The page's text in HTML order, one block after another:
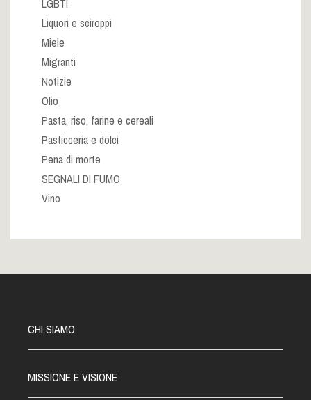
LGBTI
Liquori e sciroppi
Miele
Migranti
Notizie
Olio
Pasta, riso, farine e cereali
Pasticceria e dolci
Pena di morte
SEGNALI DI FUMO
Vino
CHI SIAMO
MISSIONE E VISIONE